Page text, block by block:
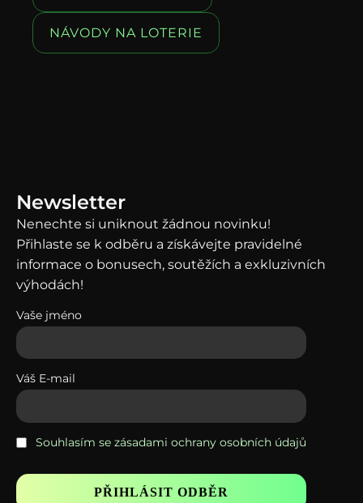
NÁVODY NA LOTERIE
Newsletter
Nenechte si uniknout žádnou novinku!
Přihlaste se k odběru a získávejte pravidelné
informace o bonusech, soutěžích a exkluzivních
výhodách!
Vaše jméno
Váš E-mail
Souhlasím se zásadami ochrany osobních údajů